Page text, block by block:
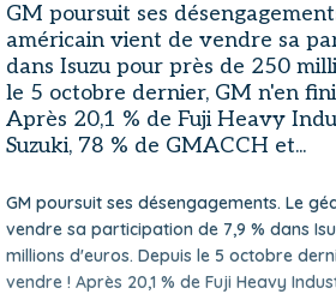
GM poursuit ses
américain vient de vendre sa
dans Isuzu pour près de 250
le 5 octobre dernier, GM n'en
Après 20,1 % de Fuji Heavy
Suzuki, 78 % de GMACCH et...
GM poursuit ses désengagements. Le
vendre sa participation de 7,9 % dans
millions d'euros. Depuis le 5 octobre
vendre ! Après 20,1 % de Fuji Heavy